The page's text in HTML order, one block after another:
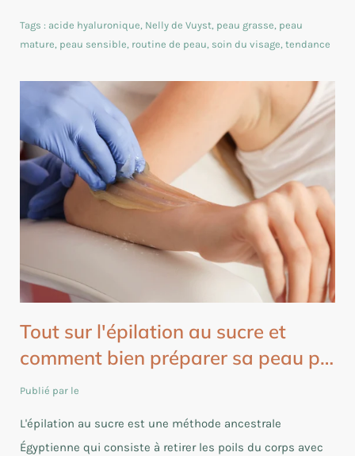
Tags : acide hyaluronique, Nelly de Vuyst, peau grasse, peau
mature, peau sensible, routine de peau, soin du visage, tendance
Tout sur l'épilation au sucre et
comment bien préparer sa peau p…
Publié par le
L'épilation au sucre est une méthode ancestrale
Égyptienne qui consiste à retirer les poils du corps avec